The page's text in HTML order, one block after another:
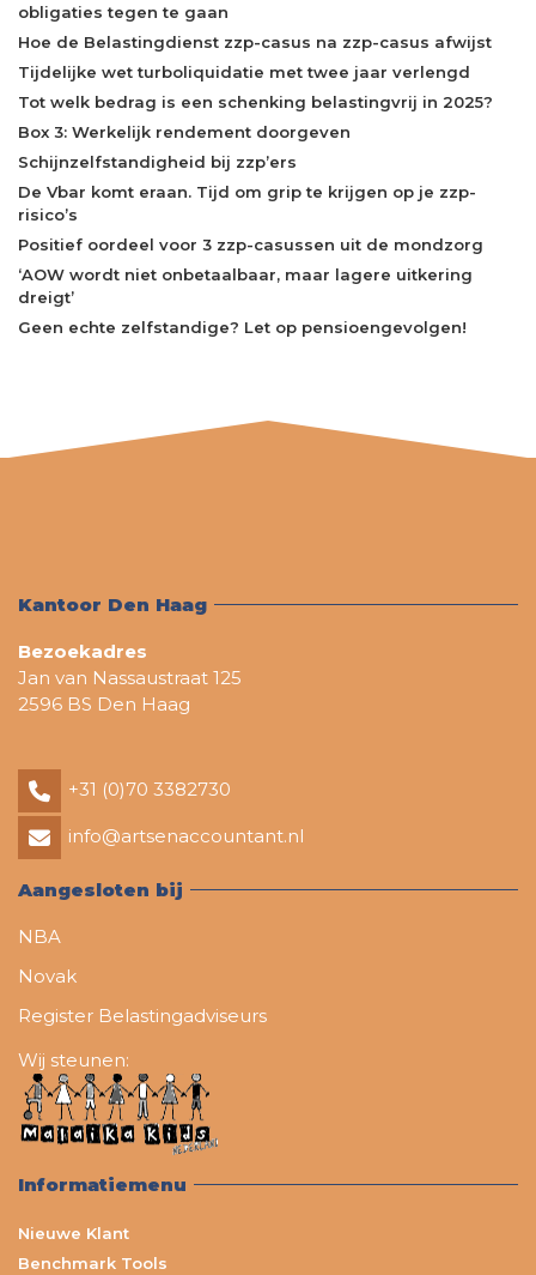
obligaties tegen te gaan
Hoe de Belastingdienst zzp-casus na zzp-casus afwijst
Tijdelijke wet turboliquidatie met twee jaar verlengd
Tot welk bedrag is een schenking belastingvrij in 2025?
Box 3: Werkelijk rendement doorgeven
Schijnzelfstandigheid bij zzp’ers
De Vbar komt eraan. Tijd om grip te krijgen op je zzp-
risico’s
Positief oordeel voor 3 zzp-casussen uit de mondzorg
‘AOW wordt niet onbetaalbaar, maar lagere uitkering
dreigt’
Geen echte zelfstandige? Let op pensioengevolgen!
Kantoor Den Haag
Bezoekadres
Jan van Nassaustraat 125
2596 BS Den Haag
+31 (0)70 3382730
info@artsenaccountant.nl
Aangesloten bij
NBA
Novak
Register Belastingadviseurs
Wij steunen:
Informatiemenu
Nieuwe Klant
Benchmark Tools